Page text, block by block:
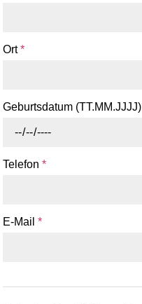
Ort*
Geburtsdatum (TT.MM.JJJJ)
Telefon*
E-Mail*